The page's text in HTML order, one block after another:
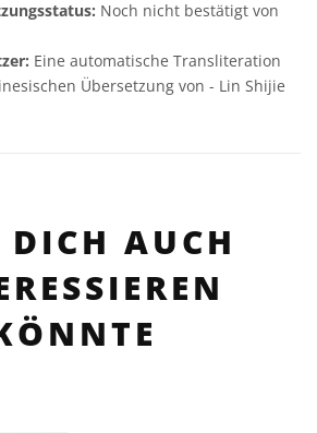
Noch nicht bestätigt von
Eine automatische Transliteration
Übersetzung von - Lin Shijie
DICH AUCH